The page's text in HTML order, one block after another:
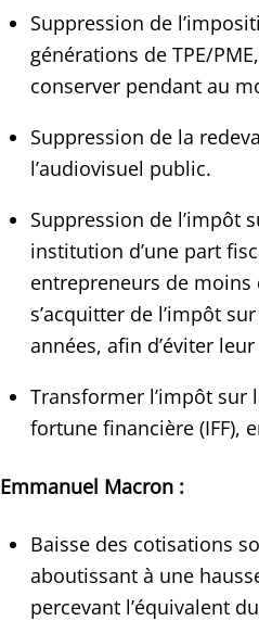
Suppression de
générations de TPE/
conserver pendant au
Suppression de la
l’audiovisuel public.
Suppression de l’impôt
institution d’une part
entrepreneurs de moins
s’acquitter de l’impôt
années, afin d’éviter
Transformer l’impôt
fortune financière (IFF),
Emmanuel Macron :
Baisse des cotisations
aboutissant à une
percevant l’équivalent